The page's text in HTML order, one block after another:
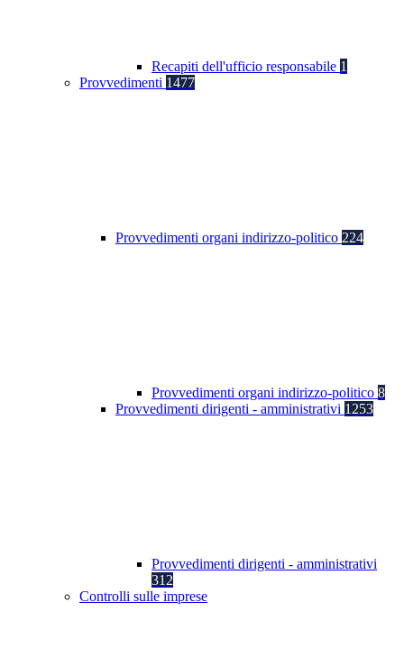
Recapiti dell'ufficio responsabile 1
Provvedimenti 1477
Provvedimenti organi indirizzo-politico 224
Provvedimenti organi indirizzo-politico 8
Provvedimenti dirigenti - amministrativi 1253
Provvedimenti dirigenti - amministrativi
312
Controlli sulle imprese